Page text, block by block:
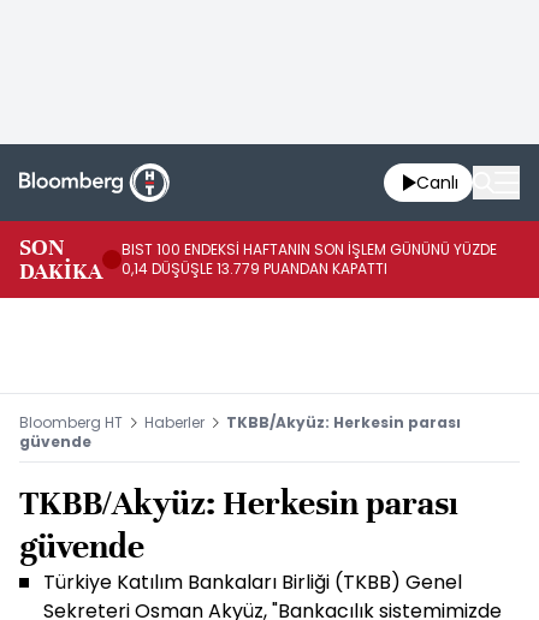
Canlı
SON
DAKİKA
BIST 100 ENDEKSİ HAFTANIN SON İŞLEM GÜNÜNÜ YÜZDE
0,14 DÜŞÜŞLE 13.779 PUANDAN KAPATTI
Bloomberg HT Haberler
TKBB/Akyüz: Herkesin parası
güvende
TKBB/Akyüz: Herkesin parası
güvende
Türkiye Katılım Bankaları Birliği (TKBB) Genel
Sekreteri Osman Akyüz, "Bankacılık sistemimizde